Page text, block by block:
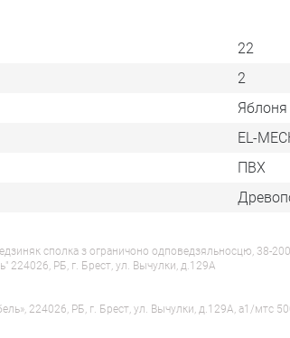
22
2
Яблоня
EL-
ПВХ
сполка з ограничоно одповедзяльносцю, 38-
224026, РБ, г. Брест, ул. Вычулки, д.129А
224026, РБ, г. Брест, ул. Вычулки, д.129А, a1/мтс